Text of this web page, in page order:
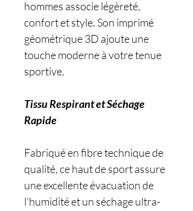
hommes associe légèreté,
confort et style. Son imprimé
géométrique 3D ajoute une
touche moderne à votre tenue
sportive.
Tissu Respirant et Séchage
Rapide
Fabriqué en fibre technique de
qualité, ce haut de sport assure
une excellente évacuation de
l’humidité et un séchage ultra-